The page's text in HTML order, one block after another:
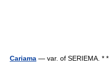
Cariama — var. of SERIEMA. *